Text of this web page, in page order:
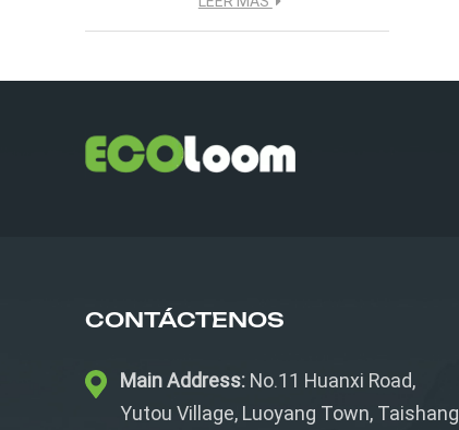
CONTÁCTENOS
Main Address: No.11 Huanxi Road,
Yutou Village, Luoyang Town, Taishang